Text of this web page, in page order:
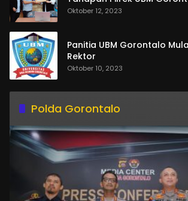
Oktober 12, 2023
Panitia UBM Gorontalo
Rektor
Oktober 10, 2023
Polda Gorontalo